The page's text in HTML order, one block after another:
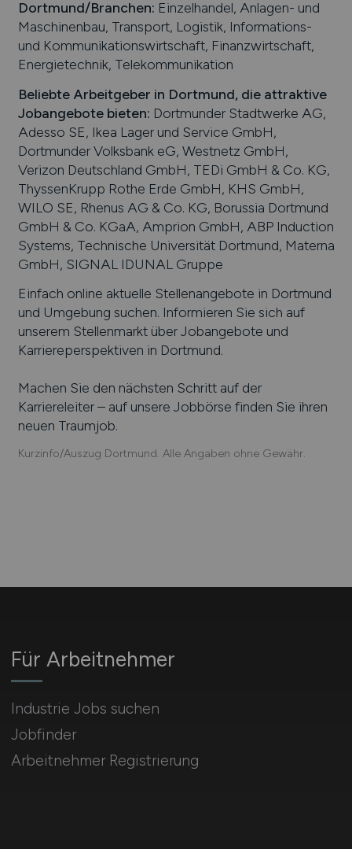
Dortmund/Branchen: Einzelhandel, Anlagen- und
Maschinenbau, Transport, Logistik, Informations-
und Kommunikationswirtschaft, Finanzwirtschaft,
Energietechnik, Telekommunikation
Beliebte Arbeitgeber in Dortmund, die attraktive
Jobangebote bieten: Dortmunder Stadtwerke AG,
Adesso SE, Ikea Lager und Service GmbH,
Dortmunder Volksbank eG, Westnetz GmbH,
Verizon Deutschland GmbH, TEDi GmbH & Co. KG,
ThyssenKrupp Rothe Erde GmbH, KHS GmbH,
WILO SE, Rhenus AG & Co. KG, Borussia Dortmund
GmbH & Co. KGaA, Amprion GmbH, ABP Induction
Systems, Technische Universität Dortmund, Materna
GmbH, SIGNAL IDUNAL Gruppe
Einfach online aktuelle Stellenangebote in Dortmund
und Umgebung suchen. Informieren Sie sich auf
unserem Stellenmarkt über Jobangebote und
Karriereperspektiven in Dortmund.
Machen Sie den nächsten Schritt auf der
Karriereleiter – auf unsere Jobbörse finden Sie ihren
neuen Traumjob.
Kurzinfo/Auszug Dortmund. Alle Angaben ohne Gewähr.
Für Arbeitnehmer
Industrie Jobs suchen
Jobfinder
Arbeitnehmer Registrierung